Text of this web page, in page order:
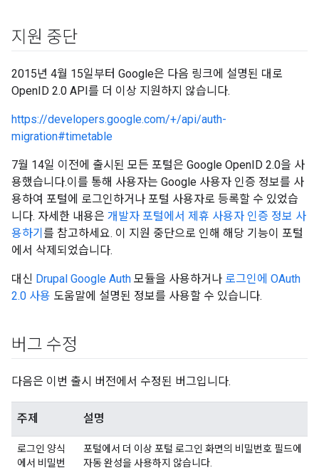
지원 중단
2015년 4월 15일부터 Google은 다음 링크에 설명된 대로
OpenID 2.0 API를 더 이상 지원하지 않습니다.
https://developers.google.com/+/api/auth-
migration#timetable
7월 14일 이전에 출시된 모든 포털은 Google OpenID 2.0을 사
용했습니다.이를 통해 사용자는 Google 사용자 인증 정보를 사
용하여 포털에 로그인하거나 포털 사용자로 등록할 수 있었습
니다. 자세한 내용은 개발자 포털에서 제휴 사용자 인증 정보 사
용하기 를 참고하세요. 이 지원 중단으로 인해 해당 기능이 포털
에서 삭제되었습니다.
대신 Drupal Google Auth 모듈을 사용하거나 로그인에 OAuth
2.0 사용 도움말에 설명된 정보를 사용할 수 있습니다.
버그 수정
다음은 이번 출시 버전에서 수정된 버그입니다.
주제 설명
로그인 양식
에서 비밀번
포털에서 더 이상 포털 로그인 화면의 비밀번호 필드에
자동 완성을 사용하지 않습니다.